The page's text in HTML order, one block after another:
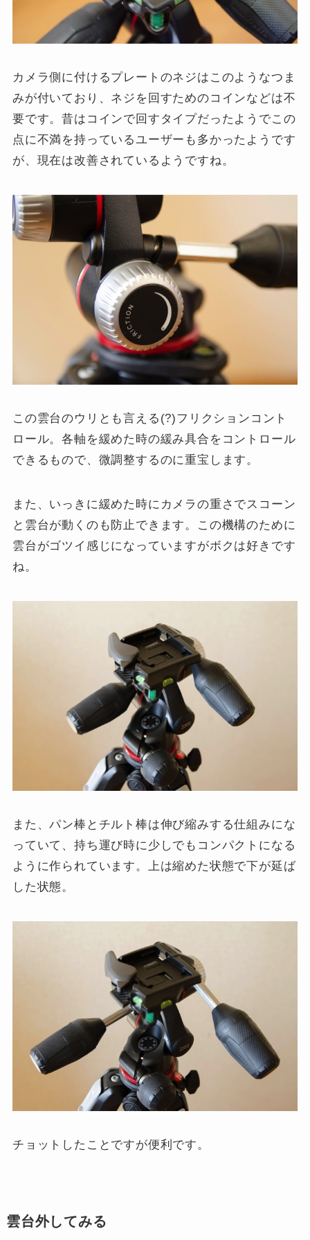
カメラ側に付けるプレートのネジはこのようなつま
みが付いており、ネジを回すためのコインなどは不
要です。昔はコインで回すタイプだったようでこの
点に不満を持っているユーザーも多かったようです
が、現在は改善されているようですね。
この雲台のウリとも言える(?)フリクションコント
ロール。各軸を緩めた時の緩み具合をコントロール
できるもので、微調整するのに重宝します。
また、いっきに緩めた時にカメラの重さでスコーン
と雲台が動くのも防止できます。この機構のために
雲台がゴツイ感じになっていますがボクは好きです
ね。
また、パン棒とチルト棒は伸び縮みする仕組みにな
っていて、持ち運び時に少しでもコンパクトになる
ように作られています。上は縮めた状態で下が延ば
した状態。
チョットしたことですが便利です。
雲台外してみる